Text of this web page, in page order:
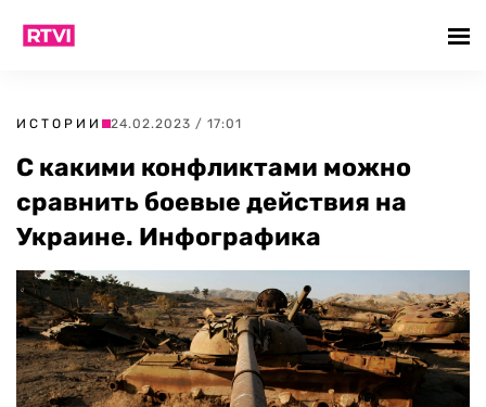
ИСТОРИИ 24.02.2023 / 17:01
С какими конфликтами можно
сравнить боевые действия на
Украине. Инфографика